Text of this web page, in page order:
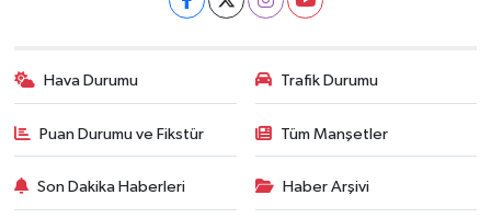
Hava Durumu Trafik Durumu
Puan Durumu ve Fikstür Tüm Manşetler
Son Dakika Haberleri Haber Arşivi